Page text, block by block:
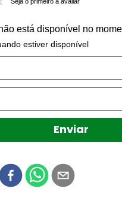
está disponível no
estiver disponível
Enviar